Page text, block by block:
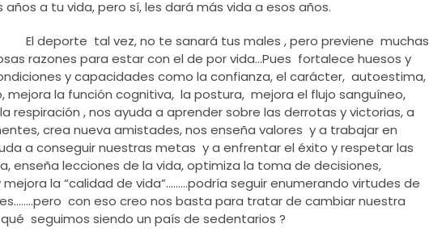
a tu vida, pero sí, les dará más vida a esos años.
El deporte tal vez, no te sanará tus males , pero previene muchas
razones para estar con el de por vida…Pues fortalece huesos y
y capacidades como la confianza, el carácter, autoestima,
mejora la función cognitiva, la postura, mejora el flujo sanguíneo,
respiración , nos ayuda a aprender sobre las derrotas y victorias, a
crea nueva amistades, nos enseña valores y a trabajar en
a conseguir nuestras metas y a enfrentar el éxito y respetar las
enseña lecciones de la vida, optimiza la toma de decisiones,
la “calidad de vida”………podría seguir enumerando virtudes de
con eso creo nos basta para tratar de cambiar nuestra
seguimos siendo un país de sedentarios ?